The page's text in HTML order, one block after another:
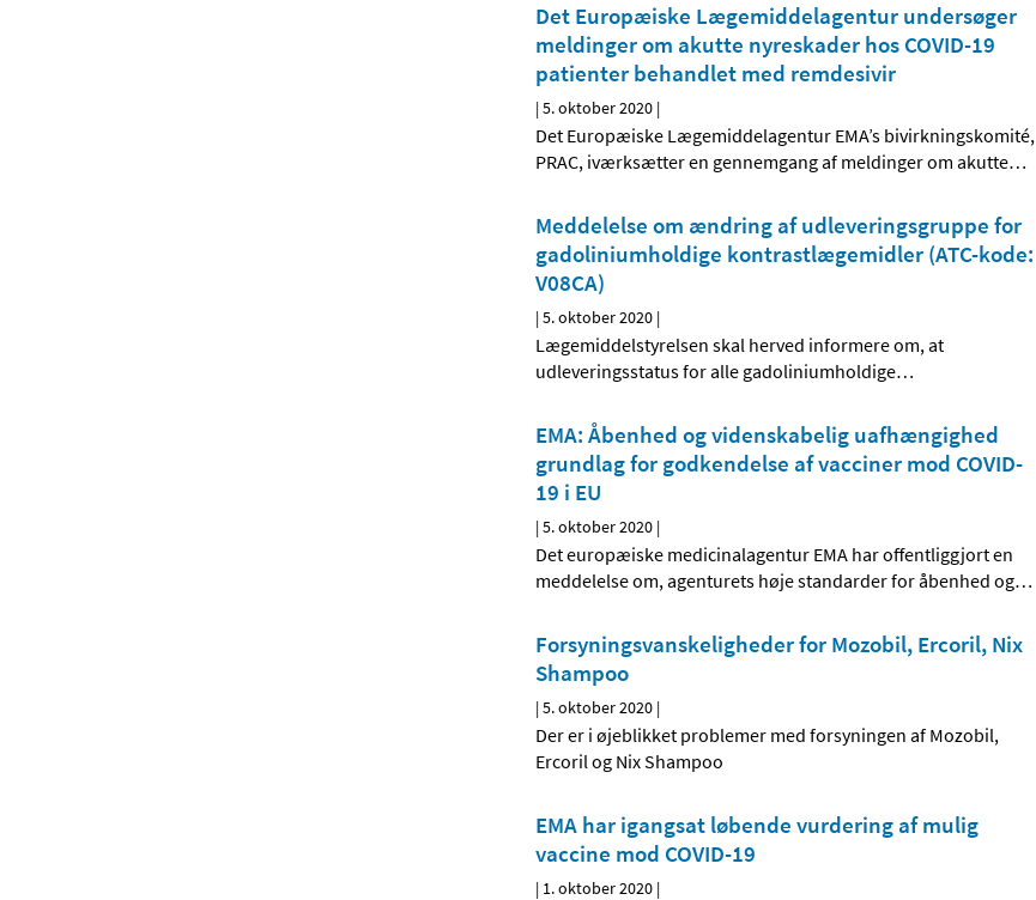
Det Europæiske Lægemiddelagentur undersøger
meldinger om akutte nyreskader hos COVID-19
patienter behandlet med remdesivir
|5. oktober 2020 |
Det Europæiske Lægemiddelagentur EMA’s bivirkningskomité,
PRAC, iværksætter en gennemgang af meldinger om akutte…
Meddelelse om ændring af udleveringsgruppe for
gadoliniumholdige kontrastlægemidler (ATC-kode:
V08CA)
|5. oktober 2020 |
Lægemiddelstyrelsen skal herved informere om, at
udleveringsstatus for alle gadoliniumholdige…
EMA: Åbenhed og videnskabelig uafhængighed
grundlag for godkendelse af vacciner mod COVID-
19 i EU
|5. oktober 2020 |
Det europæiske medicinalagentur EMA har offentliggjort en
meddelelse om, agenturets høje standarder for åbenhed og…
Forsyningsvanskeligheder for Mozobil, Ercoril, Nix
Shampoo
|5. oktober 2020 |
Der er i øjeblikket problemer med forsyningen af Mozobil,
Ercoril og Nix Shampoo
EMA har igangsat løbende vurdering af mulig
vaccine mod COVID-19
| 1. oktober 2020 |